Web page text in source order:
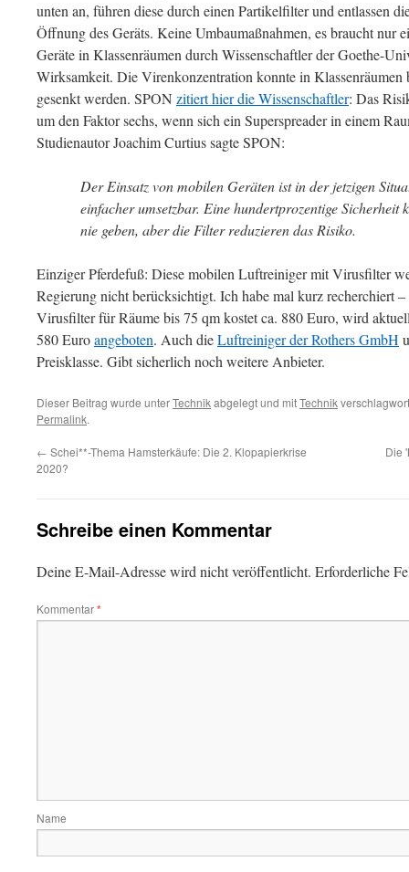
unten an, führen diese durch einen Partikelfilter und entlassen
Öffnung des Geräts. Keine Umbaumaßnahmen, es braucht nur
Geräte in Klassenräumen durch Wissenschaftler der Goethe-
Wirksamkeit. Die Virenkonzentration konnte in Klassenräumen
gesenkt werden. SPON zitiert hier die Wissenschaftler: Das
um den Faktor sechs, wenn sich ein Superspreader in einem
Studienautor Joachim Curtius sagte SPON:
Der Einsatz von mobilen Geräten ist in der jetzigen
einfacher umsetzbar. Eine hundertprozentige Sicherheit
nie geben, aber die Filter reduzieren das Risiko.
Einziger Pferdefuß: Diese mobilen Luftreiniger mit Virusfilter
Regierung nicht berücksichtigt. Ich habe mal kurz recherchiert
Virusfilter für Räume bis 75 qm kostet ca. 880 Euro, wird
580 Euroangeboten. Auch dieLuftreiniger der Rothers GmbH
Preisklasse. Gibt sicherlich noch weitere Anbieter.
Dieser Beitrag wurde unterTechnikabgelegt und mitTechnik
Permalink.
← Schei**-Thema Hamsterkäufe: Die 2. Klopapierkrise
2020?
Die
Schreibe einen Kommentar
Deine E-Mail-Adresse wird nicht veröffentlicht. Erforderliche
Kommentar*
Name